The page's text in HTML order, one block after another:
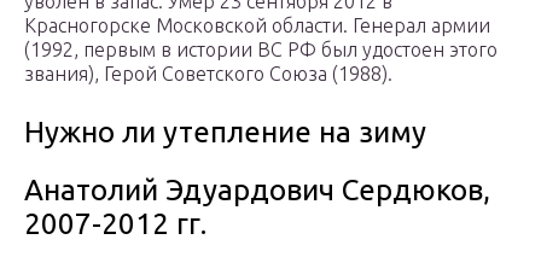
Красногорске Московской области. Генерал армии
(1992, первым в истории ВС РФ был удостоен этого
звания), Герой Советского Союза (1988).
Нужно ли утепление на зиму
Анатолий Эдуардович Сердюков,
2007-2012 гг.